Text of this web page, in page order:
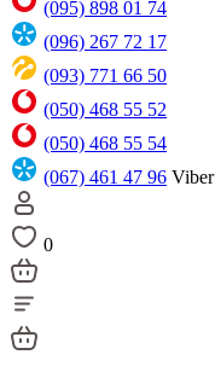
(095) 898 01 74
(096) 267 72 17
(093) 771 66 50
(050) 468 55 52
(050) 468 55 54
(067) 461 47 96 Viber
0